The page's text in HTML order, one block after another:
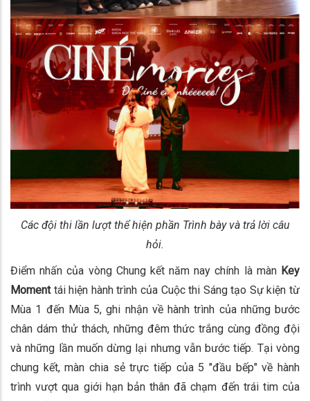
Các đội thi lần lượt thể hiện phần Trình bày và trả lời câu
hỏi.
Điểm nhấn của vòng Chung kết năm nay chính là màn Key
Momenttái hiện hành trình của Cuộc thi Sáng tạo Sự kiện từ
Mùa 1 đến Mùa 5, ghi nhận về hành trình của những bước
chân dám thử thách, những đêm thức trắng cùng đồng đội
và những lần muốn dừng lại nhưng vẫn bước tiếp. Tại vòng
chung kết, màn chia sẻ trực tiếp của 5 "đầu bếp" về hành
trình vượt qua giới hạn bản thân đã chạm đến trái tim của